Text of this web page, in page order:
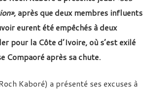
, après que deux membres influents
eurent été empêchés à deux
pour la Côte d’Ivoire, où s’est exilé
Compaoré après sa chute.
Kaboré) a présenté ses excuses à